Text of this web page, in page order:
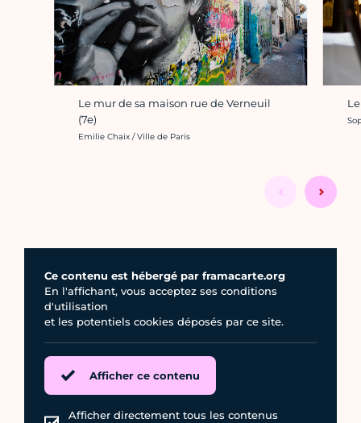
Le mur de sa maison rue de Verneuil
(7e)
Crédit photo :
Emilie Chaix / Ville de Paris
Ce contenu est hébergé par framacarte.org
En l'affichant, vous acceptez ses conditions
d'utilisation
et les potentiels cookies déposés par ce site.
Afficher ce contenu
Afficher directement tous les contenus